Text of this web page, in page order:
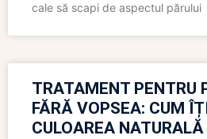
cale să scapi de aspectul părului
TRATAMENT PENTRU
FĂRĂ VOPSEA: CUM
CULOAREA NATURALĂ